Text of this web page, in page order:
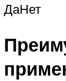
ДаНет